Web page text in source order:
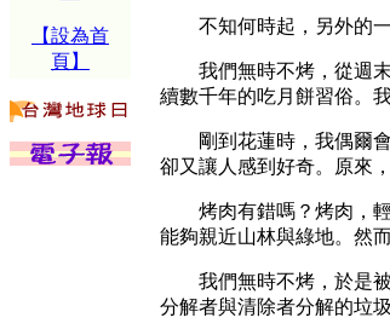
【設為首
頁】
不知何時起，另外的一
我們無時不烤，從週末
續數千年的吃月餅習俗。
剛到花蓮時，我偶爾會
卻又讓人感到好奇。原來
烤肉有錯嗎？烤肉，輕
能夠親近山林與綠地。然
我們無時不烤，於是被
分解者與清除者分解的垃